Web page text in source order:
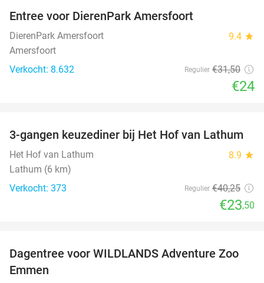
Entree voor DierenPark Amersfoort
DierenPark Amersfoort 9.4 star
Amersfoort
Verkocht: 8.632
Regulier €31,50
€24
42%
3-gangen keuzediner bij Het Hof van Lathum
Het Hof van Lathum 8.9 star
Lathum (6 km)
Verkocht: 373
Regulier €40,25
€23,50
24%
Dagentree voor WILDLANDS Adventure Zoo
Emmen